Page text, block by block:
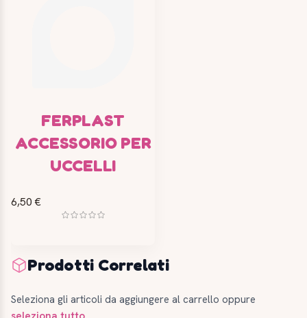
FERPLAST
ACCESSORIO PER
UCCELLI
6,50 €
Prodotti Correlati
Seleziona gli articoli da aggiungere al carrello oppure